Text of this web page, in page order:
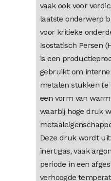
vaak ook voor
laatste onderwerp
voor kritieke
Isostatisch Persen
is een
gebruikt om
metalen stukken te
een vorm van
waarbij hoge druk
Deze druk wordt
inert gas, vaak
periode in een
verhoogde